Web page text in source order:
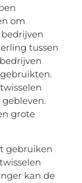
om
tussen
grote
gebruiken
kan de